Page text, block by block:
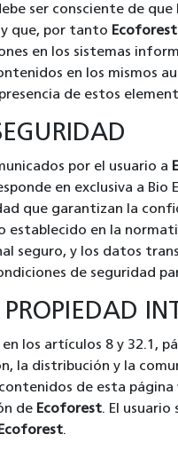
ser consciente de
que, por tanto Ecoforest
en los sistemas
en los mismos
de estos
por el usuario a
en exclusiva a Bio
que garantizan la
establecido en la
seguro, y los datos
de seguridad
PROPIEDAD
los artículos 8 y 32.1,
la distribución y la
de esta página
de Ecoforest. El
Ecoforest.